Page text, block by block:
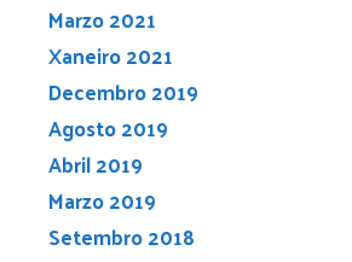
Marzo 2021
Xaneiro 2021
Decembro 2019
Agosto 2019
Abril 2019
Marzo 2019
Setembro 2018